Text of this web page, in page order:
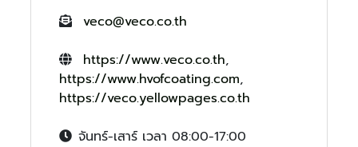
veco@veco.co.th
https://www.veco.co.th,
https://www.hvofcoating.com,
https://veco.yellowpages.co.th
จันทร์-เสาร์ เวลา 08:00-17:00